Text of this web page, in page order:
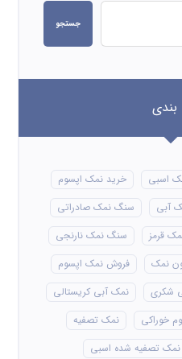
جستجو
اسبی
خرید نمک اپسوم
آبی
سنگ نمک صادراتی
قرمز
سنگ نمک نارنجی
نمک
فروش نمک اپسوم
شکری
نمک آبی کریستالی
خوراکی
نمک تصفیه
نمک تصفیه شده اسبی